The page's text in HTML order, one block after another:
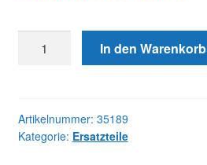
PLUNGER
In den Warenkorb
Artikelnummer: 35189
Kategorie: Ersatzteile